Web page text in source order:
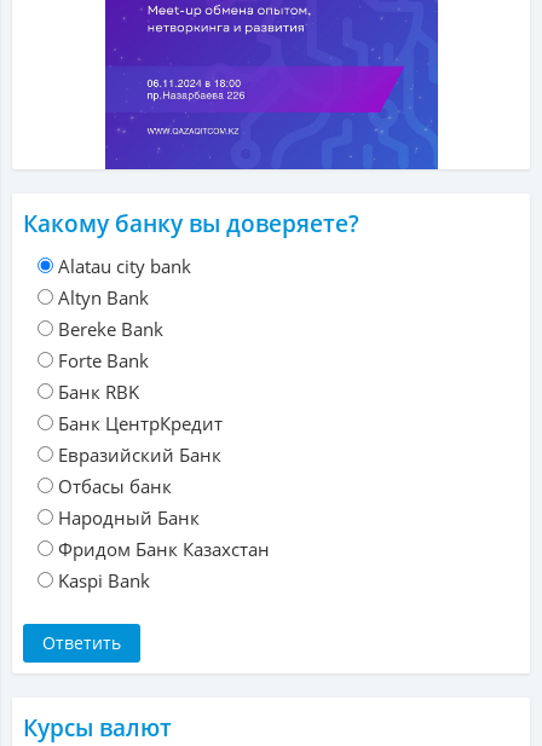
Какому банку вы доверяете?
Alatau city bank
Altyn Bank
Bereke Bank
Forte Bank
Банк RBK
Банк ЦентрКредит
Евразийский Банк
Отбасы банк
Народный Банк
Фридом Банк Казахстан
Kaspi Bank
Курсы валют